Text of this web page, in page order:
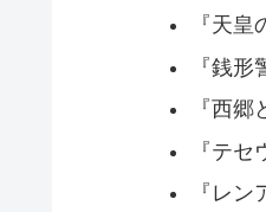
『天皇
『銭形
『西郷
『テセ
『レン